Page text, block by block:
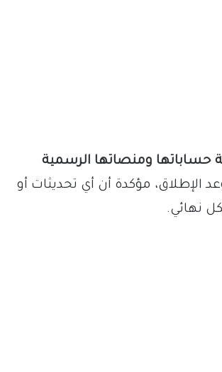
حساباتها ومنصاتها الرسمية
الإطلاق، مؤكدة أن أي تحديثات أو
نهائي.